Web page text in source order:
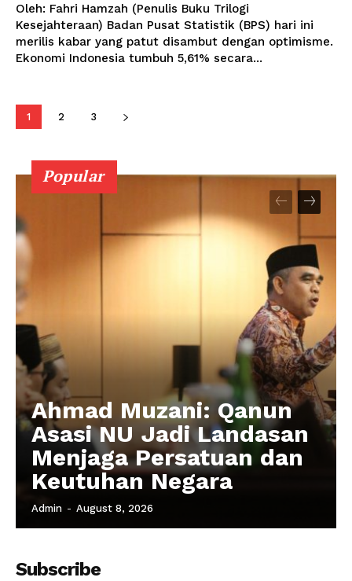
Oleh: Fahri Hamzah (Penulis Buku Trilogi
Kesejahteraan) Badan Pusat Statistik (BPS) hari ini
merilis kabar yang patut disambut dengan optimisme.
Ekonomi Indonesia tumbuh 5,61% secara...
1 2 3
Popular
Ahmad Muzani: Qanun
Asasi NU Jadi Landasan
Menjaga Persatuan dan
Keutuhan Negara
Admin - August 8, 2026
Subscribe